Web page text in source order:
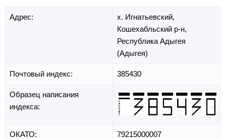
Адрес:
х. Игнатьевский,
Кошехабльский р-н,
Республика Адыгея
(Адыгея)
Почтовый индекс: 385430
Образец написания
индекса:
ОКАТО: 79215000007